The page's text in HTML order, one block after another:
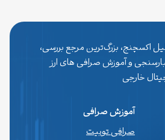
اکسچنج، بزرگ‌ترین مرجع بررسی،
و آموزش صرافی های ارز
خارجی
آموزش صرافی
صرافی توبیت